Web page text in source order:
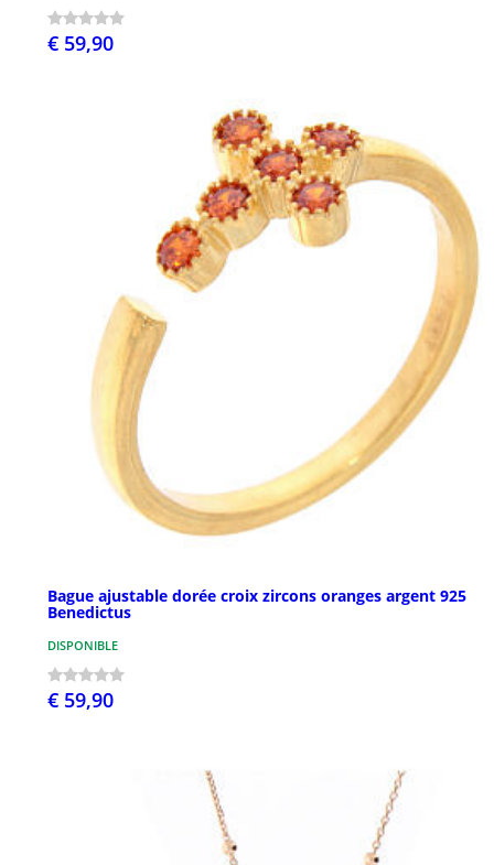
€ 59,90
Bague ajustable dorée croix zircons oranges argent 925
Benedictus
DISPONIBLE
€ 59,90